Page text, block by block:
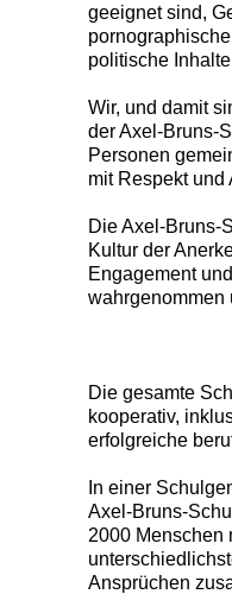
geeignet sind,
politische
Wir, und damit
der Axel-Bruns-
Personen
mit Respekt und
Die Axel-Bruns-
Kultur der
Engagement
wahrgenommen
Die gesamte
kooperativ,
erfolgreiche
In einer
Axel-Bruns-
2000 Menschen
Ansprüchen